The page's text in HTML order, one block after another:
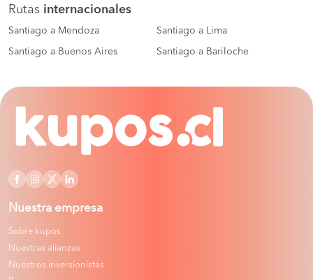
Rutas internacionales
Santiago a Mendoza Santiago a Lima
Santiago a Buenos Aires Santiago a Bariloche
Nuestra empresa
Sobre kupos
Nuestras alianzas
Nuestros inversionistas